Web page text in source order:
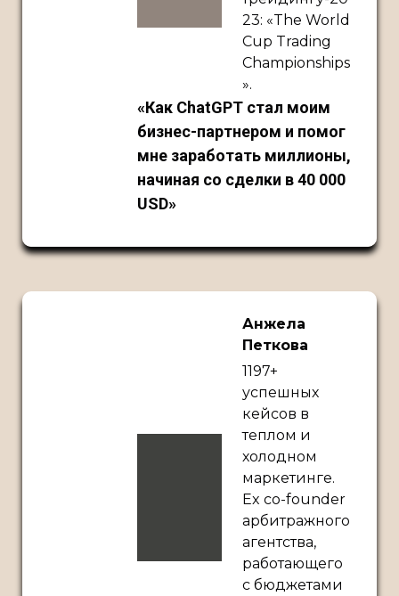
23: «The World
Cup Trading
Championships
».
«Как ChatGPT стал моим
бизнес-партнером и помог
мне заработать миллионы,
начиная со сделки в 40 000
USD»
Анжела
Петкова
1197+
успешных
кейсов в
теплом и
холодном
маркетинге.
Ex co-founder
арбитражного
агентства,
работающего
с бюджетами